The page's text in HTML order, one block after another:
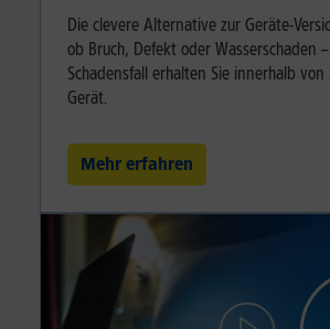
Die clevere Alternative zur Geräte-
ob Bruch, Defekt oder Wasserschaden
Schadensfall erhalten Sie innerhalb
Gerät.
Mehr erfahren